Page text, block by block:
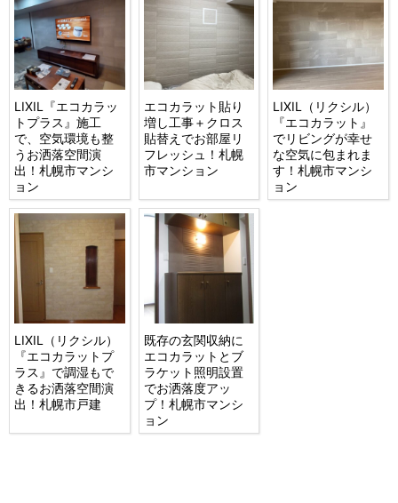
LIXIL『エコカラッ
トプラス』施工
で、空気環境も整
うお洒落空間演
出！札幌市マンシ
ョン
エコカラット貼り
増し工事＋クロス
貼替えでお部屋リ
フレッシュ！札幌
市マンション
LIXIL（リクシル）
『エコカラット』
でリビングが幸せ
な空気に包まれま
す！札幌市マンシ
ョン
LIXIL（リクシル）
『エコカラットプ
ラス』で調湿もで
きるお洒落空間演
出！札幌市戸建
既存の玄関収納に
エコカラットとブ
ラケット照明設置
でお洒落度アッ
プ！札幌市マンシ
ョン